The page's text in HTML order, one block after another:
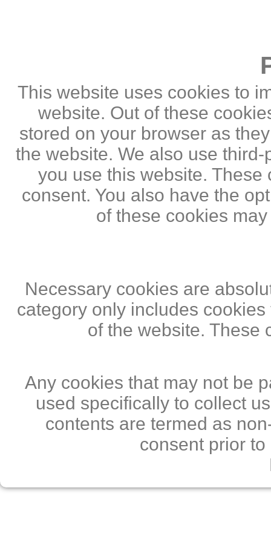
This website uses cookies to
website. Out of these
stored on your browser as
the website. We also use
you use this website.
consent. You also have the
of these cookies
Necessary cookies are
category only includes
of the website. These
Any cookies that may not be
used specifically to collect
contents are termed as
consent prior